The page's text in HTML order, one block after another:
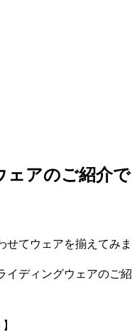
ェアのご紹介で
せてウェアを揃えてみま
イディングウェアのご紹